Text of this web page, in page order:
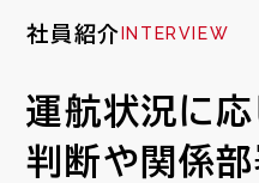
AT FIRST
3分でわかるJALスカイ大阪
社員紹介 INTERVIEW
運航状況に
判断や 関係